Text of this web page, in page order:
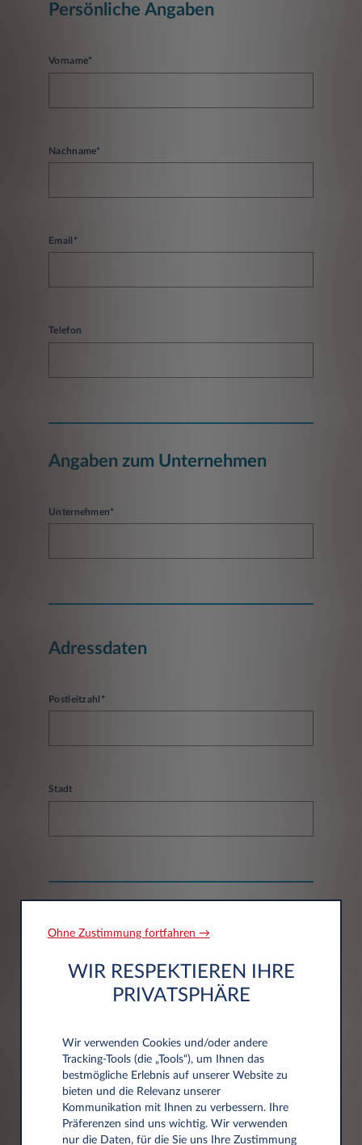
Persönliche Angaben
Vorname*
Nachname*
Email*
Telefon
Angaben zum Unternehmen
Unternehmen*
Adressdaten
Postleitzahl*
Stadt
DATENSCHUTZERKLÄRUNG
Ihr Vertrauen ist uns wichtig. Deshalb
respektieren wir den Datenschutz und
Unsere Datenschutzerklärung beschreibt,
welche personenbezogenen Daten Leasys bei
der Nutzung der Leasys-Webseite über Sie
erhebt, verarbeitet und nutzt.
Personenbezogene Daten sind alle
Ohne Zustimmung fortfahren →
WIR RESPEKTIEREN IHRE
PRIVATSPHÄRE
Wir verwenden Cookies und/oder andere
Tracking‑Tools (die „Tools“), um Ihnen das
bestmögliche Erlebnis auf unserer Website zu
bieten und die Relevanz unserer
Kommunikation mit Ihnen zu verbessern. Ihre
Präferenzen sind uns wichtig. Wir verwenden
nur die Daten, für die Sie uns Ihre Zustimmung